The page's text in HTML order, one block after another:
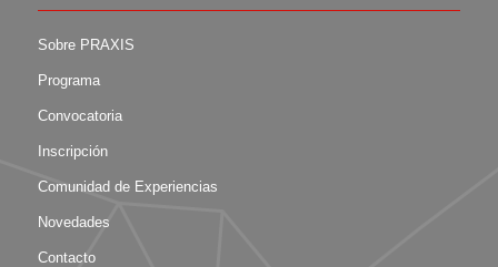
Sobre PRAXIS
Programa
Convocatoria
Inscripción
Comunidad de Experiencias
Novedades
Contacto